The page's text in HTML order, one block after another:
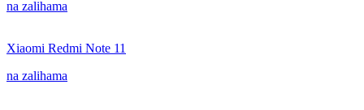
na zalihama
Xiaomi Redmi Note 11
na zalihama